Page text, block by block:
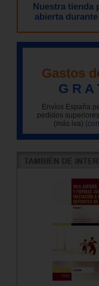
Nuestra tienda
abierta
Gastos
G R A
Envíos España
pedidos
(más iva)